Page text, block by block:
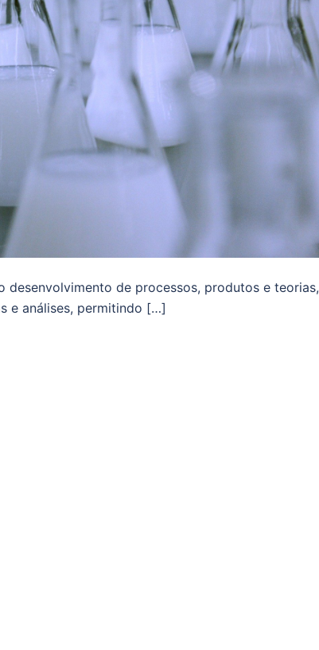
desenvolvimento de processos, produtos e teorias,
e análises, permitindo […]